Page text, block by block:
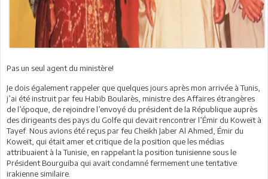
Pas un seul agent du ministère!
Je dois également rappeler que quelques jours après mon arrivée à Tunis,
j’ai été instruit par feu Habib Boularès, ministre des Affaires étrangères
de l’époque, de rejoindre l’envoyé du président de la République auprès
des dirigeants des pays du Golfe qui devait rencontrer l’Émir du Koweït à
Tayef. Nous avions été reçus par feu Cheikh Jaber Al Ahmed, Émir du
Koweït, qui était amer et critique de la position que les médias
attribuaient à la Tunisie, en rappelant la position tunisienne sous le
Président Bourguiba qui avait condamné fermement une tentative
irakienne similaire.